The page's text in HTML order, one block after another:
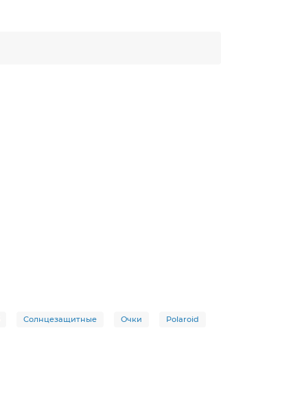
Солнцезащитные Очки Polaroid